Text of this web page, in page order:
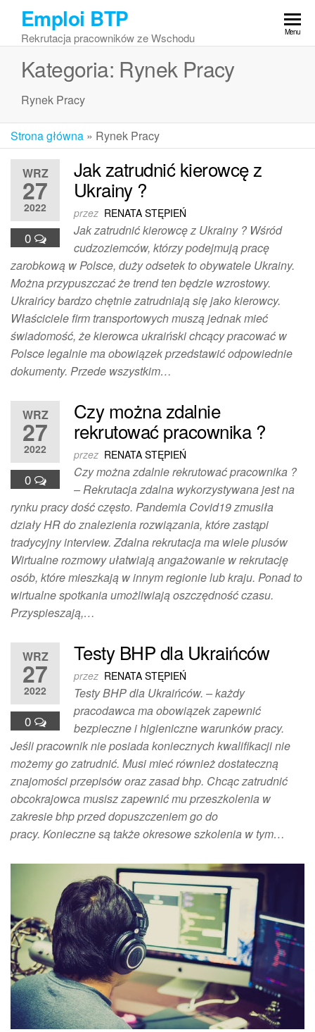
Przejdź
treści
Emploi BTP
Rekrutacja pracowników ze Wschodu Menu
Kategoria: Rynek Pracy
Rynek Pracy
Strona główna » Rynek Pracy
WRZ
27
2022
0
Jak zatrudnić kierowcę z
Ukrainy ?
przez RENATA STĘPIEŃ
Jak zatrudnić kierowcę z Ukrainy ? Wśród
cudzoziemców, którzy podejmują pracę
zarobkową w Polsce, duży odsetek to obywatele Ukrainy.
Można przypuszczać że trend ten będzie wzrostowy.
Ukraińcy bardzo chętnie zatrudniają się jako kierowcy.
Właściciele firm transportowych muszą jednak mieć
świadomość, że kierowca ukraiński chcący pracować w
Polsce legalnie ma obowiązek przedstawić odpowiednie
dokumenty. Przede wszystkim…
WRZ
27
2022
0
Czy można zdalnie
rekrutować pracownika ?
przez RENATA STĘPIEŃ
Czy można zdalnie rekrutować pracownika ?
– Rekrutacja zdalna wykorzystywana jest na
rynku pracy dość często. Pandemia Covid19 zmusiła
działy HR do znalezienia rozwiązania, które zastąpi
tradycyjny interview. Zdalna rekrutacja ma wiele plusów
Wirtualne rozmowy ułatwiają angażowanie w rekrutację
osób, które mieszkają w innym regionie lub kraju. Ponad to
wirtualne spotkania umożliwiają oszczędność czasu.
Przyspieszają,…
WRZ
27
2022
0
Testy BHP dla Ukraińców
przez RENATA STĘPIEŃ
Testy BHP dla Ukraińców. – każdy
pracodawca ma obowiązek zapewnić
bezpieczne i higieniczne warunków pracy.
Jeśli pracownik nie posiada koniecznych kwalifikacji nie
możemy go zatrudnić. Musi mieć również dostateczną
znajomości przepisów oraz zasad bhp. Chcąc zatrudnić
obcokrajowca musisz zapewnić mu przeszkolenia w
zakresie bhp przed dopuszczeniem go do
pracy. Konieczne są także okresowe szkolenia w tym…